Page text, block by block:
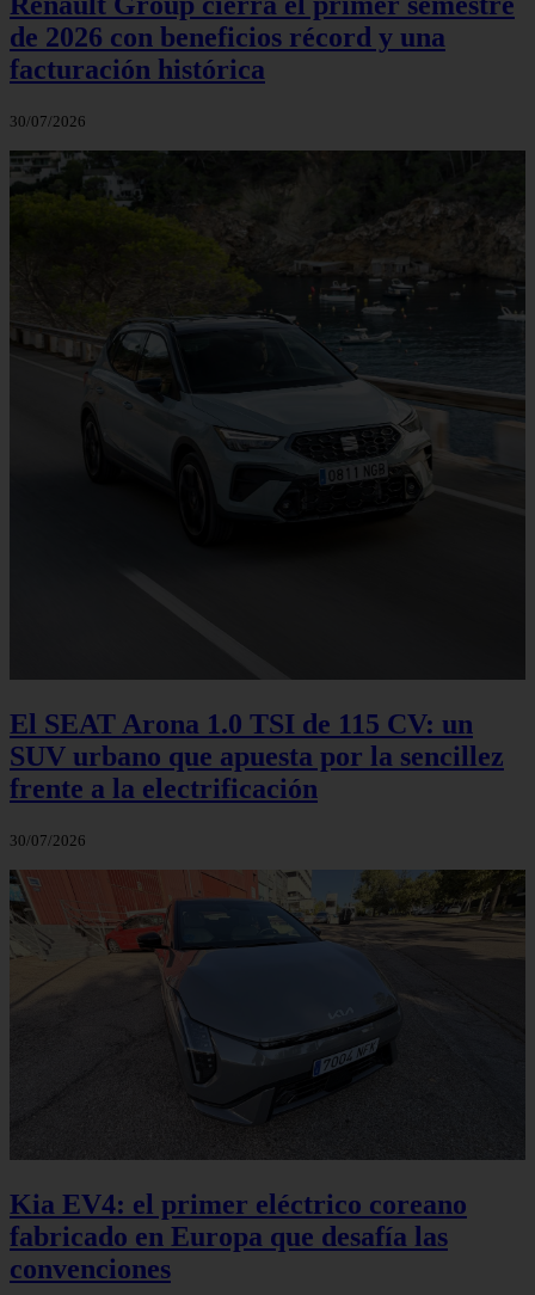
de 2026 con beneficios récord y una
facturación histórica
30/07/2026
El SEAT Arona 1.0 TSI de 115 CV: un
SUV urbano que apuesta por la sencillez
frente a la electrificación
30/07/2026
Kia EV4: el primer eléctrico coreano
fabricado en Europa que desafía las
convenciones